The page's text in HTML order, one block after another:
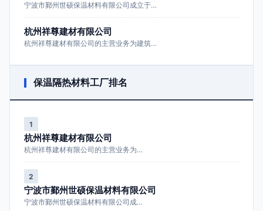
宁波市鄞州世硕保温材料有限公司成立于…
杭州祥尊建材有限公司
杭州祥尊建材有限公司的主营业务为建筑…
保温隔热材料工厂排名
1
杭州祥尊建材有限公司
杭州祥尊建材有限公司的主营业务为…
2
宁波市鄞州世硕保温材料有限公司
宁波市鄞州世硕保温材料有限公司成…